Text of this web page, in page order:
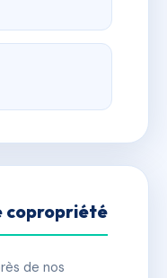
copropriété
de nos